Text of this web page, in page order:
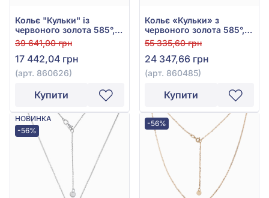
Кольє "Кульки" із
червоного золота 585°,
арт. 860626
39 641,00 грн
17 442,04 грн
(арт. 860626)
Купити
Кольє «Кульки» з
червоного золота 585°,
арт. 860485
55 335,60 грн
24 347,66 грн
(арт. 860485)
Купити
НОВИНКА
-56%
-56%